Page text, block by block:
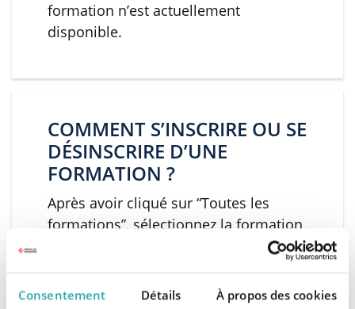
Consentement Détails À propos des cookies
formation n’est actuellement
disponible.
COMMENT S’INSCRIRE OU SE
DÉSINSCRIRE D’UNE
FORMATION ?
Après avoir cliqué sur “Toutes les
formations”, sélectionnez la formation